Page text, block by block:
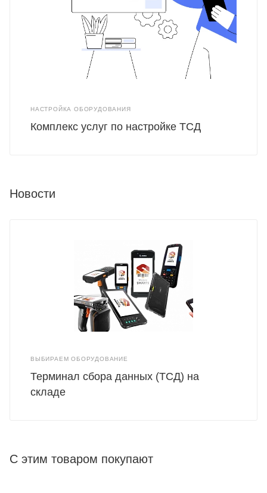
НАСТРОЙКА ОБОРУДОВАНИЯ
Комплекс услуг по настройке ТСД
Новости
ВЫБИРАЕМ ОБОРУДОВАНИЕ
Терминал сбора данных (ТСД) на
складе
С этим товаром покупают